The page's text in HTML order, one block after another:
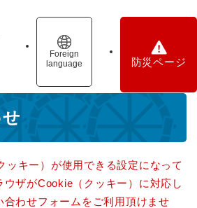
Foreign
language
防災ページ
ッキー）が使用できる設定になって
ウザがCookie（クッキー）に対応し
わせフォームをご利用頂けませ